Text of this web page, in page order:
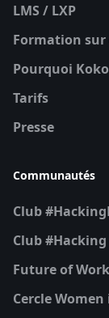
LMS / LXP
Formation sur
Pourquoi
Tarifs
Presse
Communautés
Club
Club
Future of
Cercle Women